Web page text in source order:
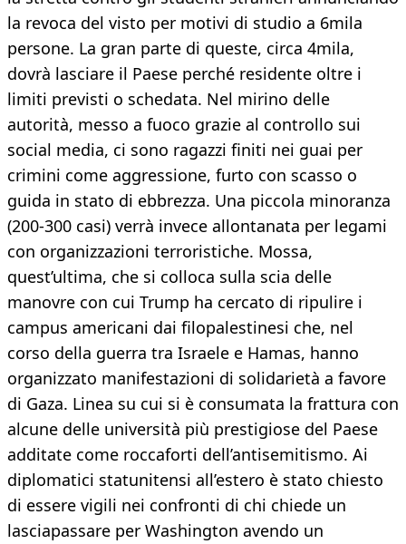
la revoca del visto per motivi di studio a 6mila
persone. La gran parte di queste, circa 4mila,
dovrà lasciare il Paese perché residente oltre i
limiti previsti o schedata. Nel mirino delle
autorità, messo a fuoco grazie al controllo sui
social media, ci sono ragazzi finiti nei guai per
crimini come aggressione, furto con scasso o
guida in stato di ebbrezza. Una piccola minoranza
(200-300 casi) verrà invece allontanata per legami
con organizzazioni terroristiche. Mossa,
quest’ultima, che si colloca sulla scia delle
manovre con cui Trump ha cercato di ripulire i
campus americani dai filopalestinesi che, nel
corso della guerra tra Israele e Hamas, hanno
organizzato manifestazioni di solidarietà a favore
di Gaza. Linea su cui si è consumata la frattura con
alcune delle università più prestigiose del Paese
additate come roccaforti dell’antisemitismo. Ai
diplomatici statunitensi all’estero è stato chiesto
di essere vigili nei confronti di chi chiede un
lasciapassare per Washington avendo un